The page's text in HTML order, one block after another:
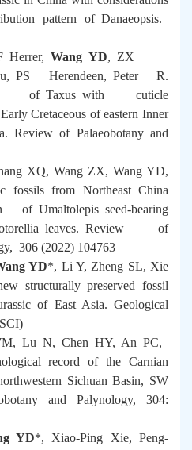
pattern of Danaeopsis.
Herrer, Wang YD, ZX
PS Herendeen, Peter R.
of Taxuswith cuticle
Cretaceous of eastern Inner
Review of Palaeobotany and
XQ, Wang ZX, Wang YD,
fossils from Northeast China
of Umaltolepis seed-bearing
leaves. Review of
306 (2022) 104763
YD*, Li Y, Zheng SL, Xie
structurally preserved fossil
of East Asia. Geological
Lu N, Chen HY, An PC,
record of the Carnian
Sichuan Basin, SW
and Palynology, 304:
YD*, Xiao-Ping Xie, Peng-